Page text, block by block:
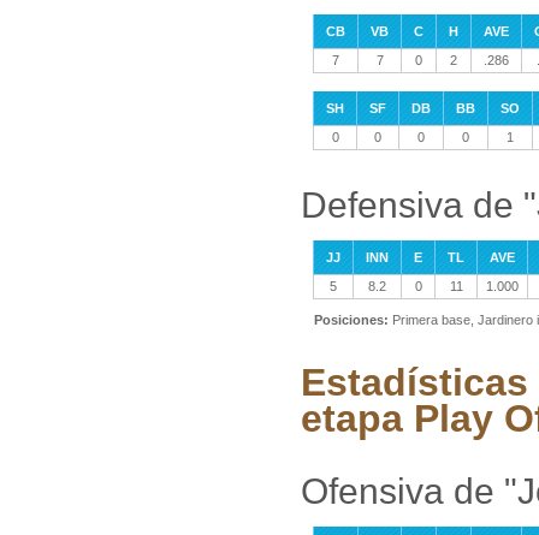
CB VB C H AVE
7
7 0 2 .286
SH SF DB BB
SO
0
0 0 0 1
Defensiva de
JJ INN E TL
AVE
5
8.2 0 11 1.000
Posiciones: Primera base, Jardinero
Estadísticas
etapa Play
Ofensiva de